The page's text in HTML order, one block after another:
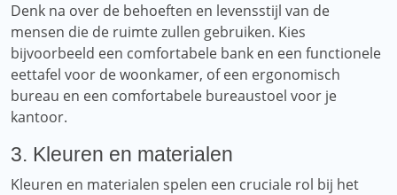
Denk na over de behoeften en levensstijl van de
mensen die de ruimte zullen gebruiken. Kies
bijvoorbeeld een comfortabele bank en een functionele
eettafel voor de woonkamer, of een ergonomisch
bureau en een comfortabele bureaustoel voor je
kantoor.
3. Kleuren en materialen
Kleuren en materialen spelen een cruciale rol bij het